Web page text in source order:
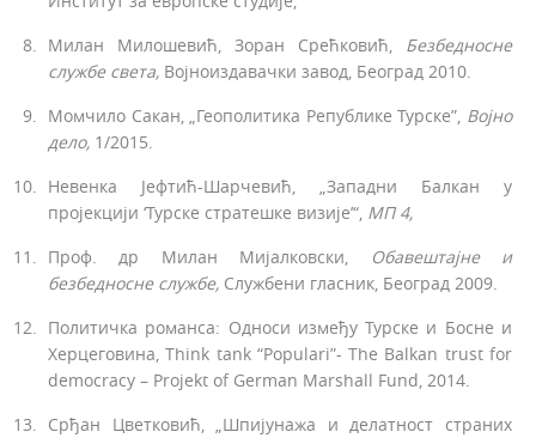
Милан Милошевић, Зоран Срећковић, Безбедносне
службе света, Војноиздавачки завод, Београд 2010.
Момчило Сакан, „Геополитика Републике Турске”, Војно
дело, 1/2015.
Невенка Јефтић-Шарчевић, „Западни Балкан у
пројекцији ‘Турске стратешке визије’“, МП 4,
Проф. др Милан Мијалковски,
Обавештајне и
безбедносне службе, Службе­ни гласник, Београд 2009.
Политичка романса: Односи између Турске и Босне и
Херцеговина, Think tank “Populari”- The Balkan trust for
democracy – Projekt of German Marshall Fund, 2014.
Срђан Цветковић, „Шпијунажа и делатност страних